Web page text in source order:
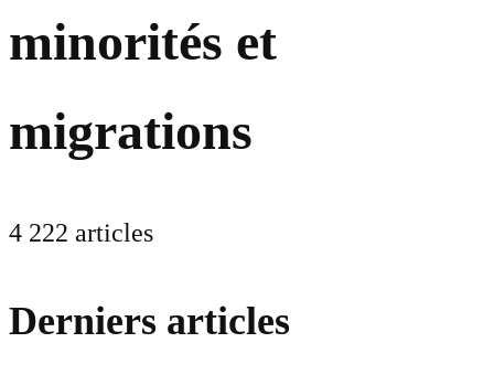
minorités et
migrations
4 222 articles
Derniers articles